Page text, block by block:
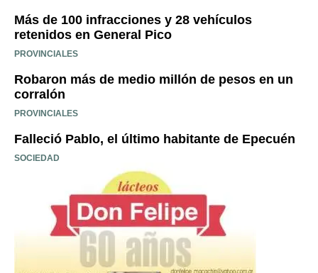
Más de 100 infracciones y 28 vehículos
retenidos en General Pico
PROVINCIALES
Robaron más de medio millón de pesos en un
corralón
PROVINCIALES
Falleció Pablo, el último habitante de Epecuén
SOCIEDAD